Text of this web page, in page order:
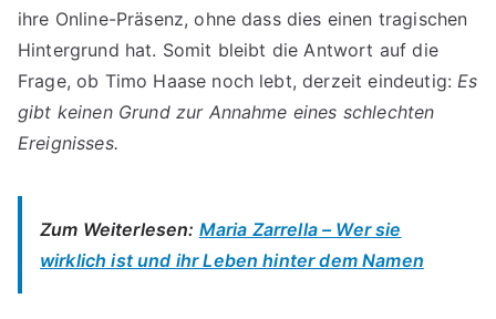
ihre Online-Präsenz, ohne dass dies einen tragischen
Hintergrund hat. Somit bleibt die Antwort auf die
Frage, ob Timo Haase noch lebt, derzeit eindeutig:Es
gibt keinen Grund zur Annahme eines schlechten
Ereignisses.
Zum Weiterlesen: Maria Zarrella – Wer sie
wirklich ist und ihr Leben hinter dem Namen